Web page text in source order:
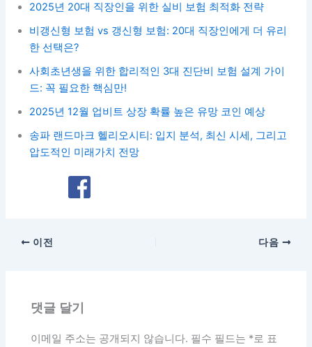
2025년 20대 직장인을 위한 실비 보험 최적화 전략
비갱신형 보험 vs 갱신형 보험: 20대 직장인에게 더 유리
한 선택은?
사회초년생을 위한 합리적인 3대 진단비 보험 설계 가이
드: 꼭 필요한 핵심만!
2025년 12월 업비트 상장 확률 높은 유망 코인 예상
송파 랜드마크 헬리오시티: 입지 분석, 최신 시세, 그리고
압도적인 미래가치 전망
이전 다음
댓글 달기
이메일 주소는 공개되지 않습니다. 필수 필드는 *로 표